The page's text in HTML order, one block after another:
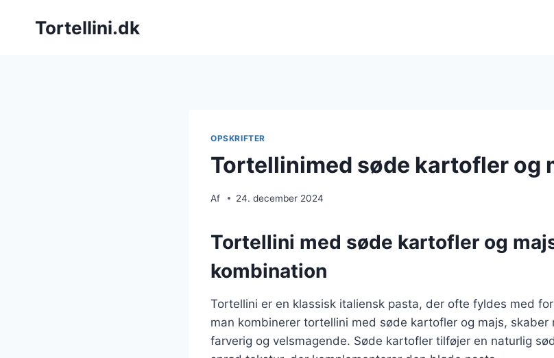
Tortellini.dk
OPSKRIFTER
Tortellinimed søde kartofler og
Af 24. december 2024
Tortellini med søde kartofler og
kombination
Tortellini er en klassisk italiensk pasta, der ofte fyldes med
man kombinerer tortellini med søde kartofler og majs, skaber
farverig og velsmagende. Søde kartofler tilføjer en naturlig